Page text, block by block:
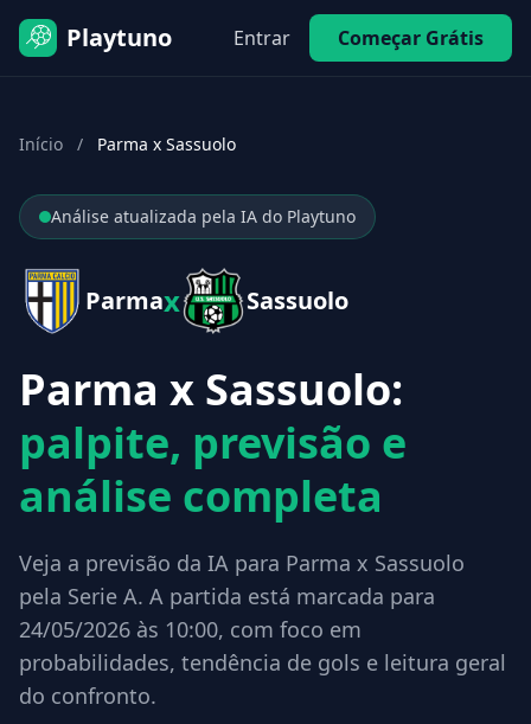
Playtuno Entrar Começar Grátis
Início / Parma x Sassuolo
Análise atualizada pela IA do Playtuno
Parmax Sassuolo
Parma x Sassuolo:
palpite, previsão e
análise completa
Veja a previsão da IA para Parma x Sassuolo
pela Serie A. A partida está marcada para
24/05/2026 às 10:00, com foco em
probabilidades, tendência de gols e leitura geral
do confronto.